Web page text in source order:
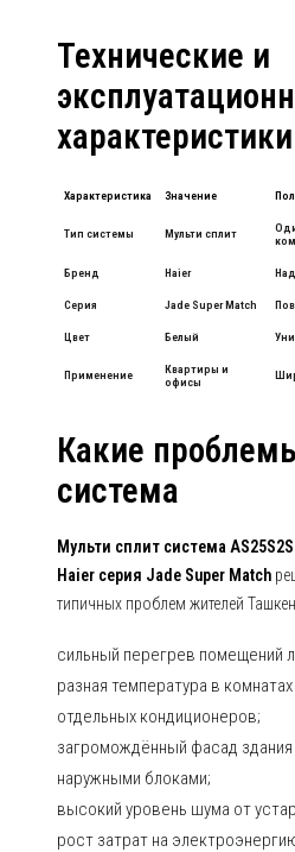
Технические и
характеристики
Характеристика Значение
Тип системы Мульти сплит
Бренд Haier
Серия Jade Super Match
Цвет Белый
Применение
Квартиры и
офисы
Какие
система
Мульти сплит система
Haier серия Jade Super Match
типичных проблем жителей
сильный перегрев помещений
разная температура в
отдельных кондиционеров;
загромождённый фасад
наружными блоками;
высокий уровень шума от
рост затрат на